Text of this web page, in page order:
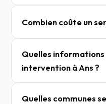
Combien coûte un
Quelles informations
intervention à Ans ?
Quelles communes